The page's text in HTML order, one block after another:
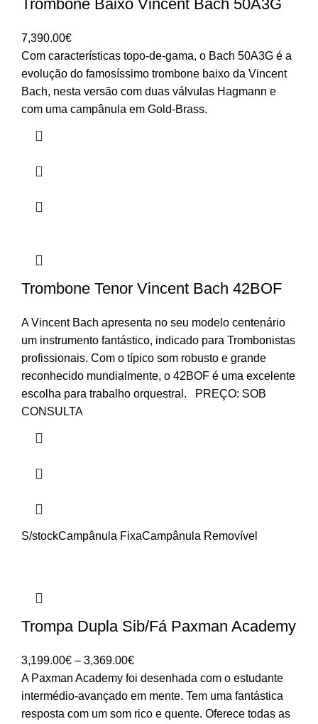
Trombone Baixo Vincent Bach 50A3G
7,390.00€
Com características topo-de-gama, o Bach 50A3G é a
evolução do famosíssimo trombone baixo da Vincent
Bach, nesta versão com duas válvulas Hagmann e
com uma campânula em Gold-Brass.
Trombone Tenor Vincent Bach 42BOF
A Vincent Bach apresenta no seu modelo centenário
um instrumento fantástico, indicado para Trombonistas
profissionais. Com o típico som robusto e grande
reconhecido mundialmente, o 42BOF é uma excelente
escolha para trabalho orquestral. PREÇO: SOB
CONSULTA
S/stockCampânula FixaCampânula Removível
Trompa Dupla Sib/Fá Paxman Academy
3,199.00€ – 3,369.00€Price
range:
3,199.00€
through
A Paxman Academy foi desenhada com o estudante
intermédio-avançado em mente. Tem uma fantástica
resposta com um som rico e quente. Oferece todas as